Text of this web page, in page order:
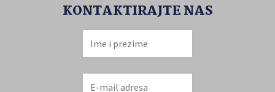
KONTAKTIRAJTE NAS